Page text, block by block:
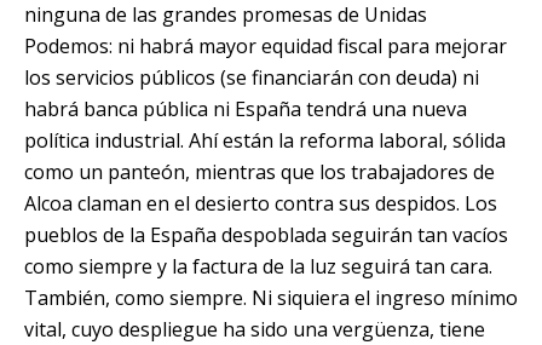
ninguna de las grandes promesas de Unidas
Podemos: ni habrá mayor equidad fiscal para mejorar
los servicios públicos (se financiarán con deuda) ni
habrá banca pública ni España tendrá una nueva
política industrial. Ahí están la reforma laboral, sólida
como un panteón, mientras que los trabajadores de
Alcoa claman en el desierto contra sus despidos. Los
pueblos de la España despoblada seguirán tan vacíos
como siempre y la factura de la luz seguirá tan cara.
También, como siempre. Ni siquiera el ingreso mínimo
vital, cuyo despliegue ha sido una vergüenza, tiene